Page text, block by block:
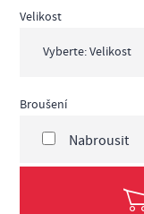
Velikost
Broušení
Nabrousit